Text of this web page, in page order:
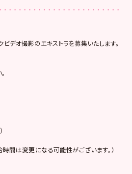
ビデオ撮影のエキストラを募集いたします。
間は変更になる可能性がございます。）